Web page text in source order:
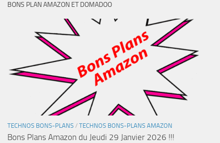
BONS PLAN AMAZON ET DOMADOO
TECHNOS BONS-PLANS / TECHNOS BONS-PLANS AMAZON
Bons Plans Amazon du Jeudi 29 Janvier 2026 !!!